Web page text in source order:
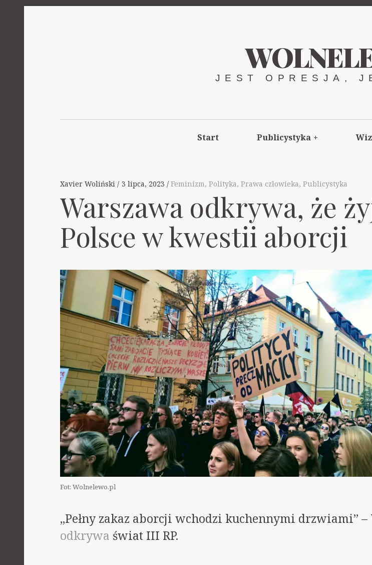
JEST OPRESJA,
Start Publicystyka +
Xavier Woliński 3 lipca, 2023 Feminizm, Polityka, Prawa człowieka, Publicystyka
Warszawa odkrywa, że
Polsce w kwestii aborcji
Fot: Wolnelewo.pl
„Pełny zakaz aborcji wchodzi kuchennymi drzwiami” –
odkrywa świat III RP.